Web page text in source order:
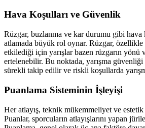
Hava Koşulları ve Güvenlik
Rüzgar, buzlanma ve kar durumu gibi hava
atlamada büyük rol oynar. Rüzgar, özellikle
etkilediği için yarışlar bazen rüzgarın yönü
ertelenebilir. Bu noktada, yarışma
sürekli takip edilir ve riskli koşullarda
Puanlama Sisteminin İşleyişi
Her atlayış, teknik mükemmeliyet ve
Puanlar, sporcuların atlayışlarını yapan